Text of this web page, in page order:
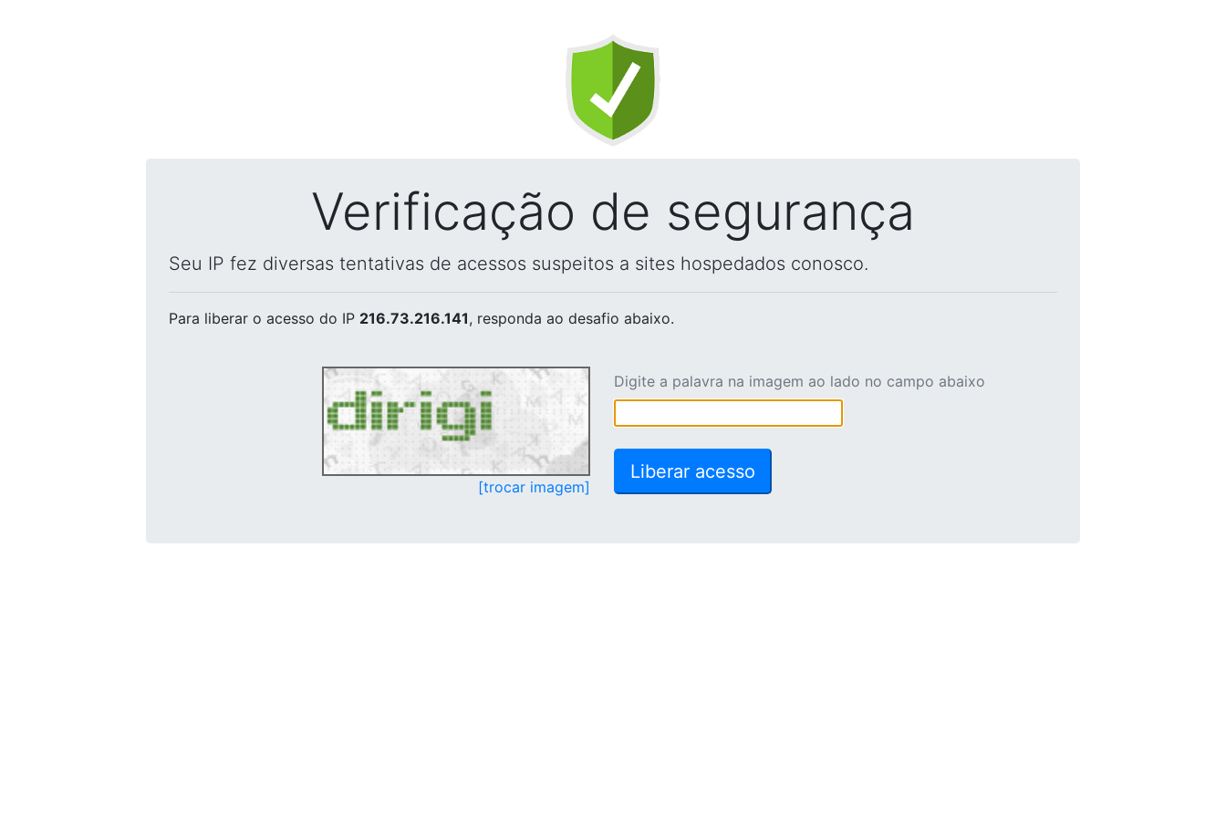
Verificação de segurança
Seu IP fez diversas tentativas de acessos suspeitos a sites hospedados conosco.
Para liberar o acesso do IP 216.73.216.141, responda ao desafio abaixo.
[trocar imagem]
Digite a palavra na imagem ao lado no campo abaixo